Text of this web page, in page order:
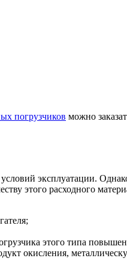
погрузчиков можно
эксплуатации.
этого расходного
этого типа
окисления,